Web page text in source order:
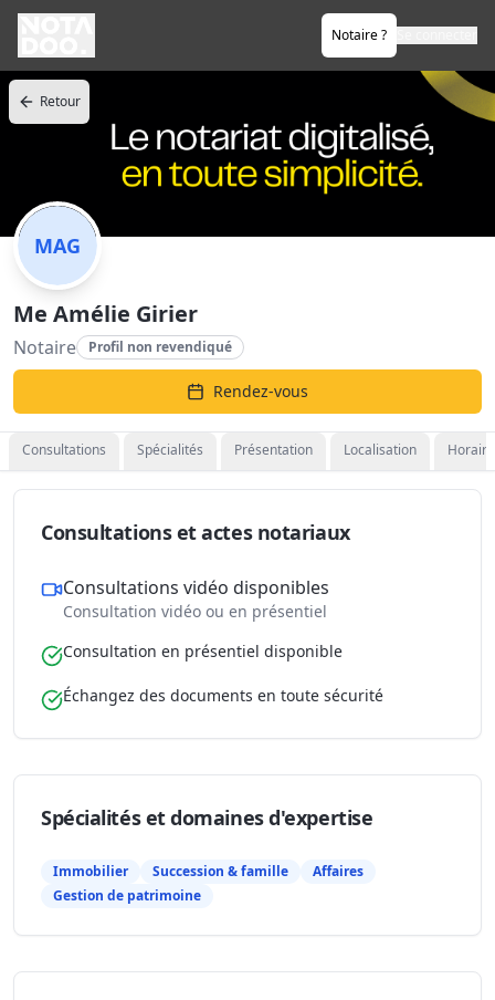
Notaire ?
Retour
MAG
Me Amélie Girier
Notaire Profil non revendiqué
Rendez-vous
Consultations Spécialités Présentation Localisation
Consultations et actes notariaux
Consultations vidéo disponibles
Consultation vidéo ou en présentiel
Consultation en présentiel disponible
Échangez des documents en toute sécurité
Spécialités et domaines d'expertise
Immobilier Succession & famille
Affaires
Gestion de patrimoine